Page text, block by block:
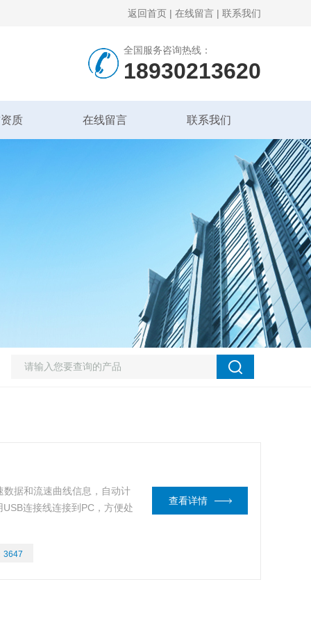
返回首页 | 在线留言 | 联系我们
全国服务咨询热线：
18930213620
质 在线留言 联系我们
据和流速曲线信息，自动计
连接线连接到PC，方便处
3647
查看详情